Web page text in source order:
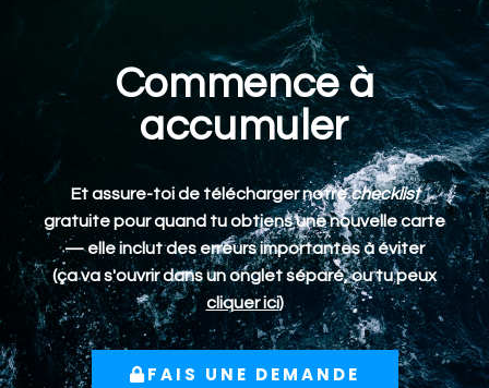
Commence à
accumuler
Et assure-toi de télécharger notrechecklist
gratuite pour quand tu obtiens une nouvelle carte
— elle inclut des erreurs importantes à éviter
(ça va s'ouvrir dans un onglet séparé, ou tu peux
cliquer ici)
FAIS UNE DEMANDE